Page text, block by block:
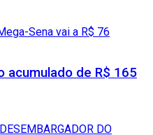
acumulado de R$ 165